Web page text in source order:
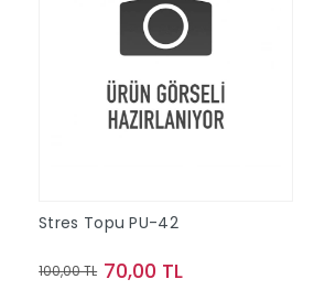
Stres Topu PU-42
100,00 TL 70,00 TL